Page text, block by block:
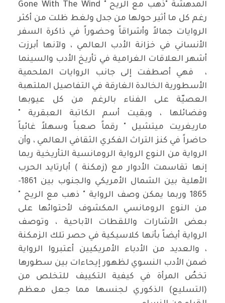
المدهشة "ذهب مع الريح " Gone With The Wind
رغم كل ما أثير حولها من جدل ولغط ظلت من أكثر
الروايات جمالاً وأشراقاً وحضوراً في ذاكرة السفر
الأنساني في خزانة الأدب العالمي ، ولآنها أبرزت
أشهر العلاقات الغرامية في تأريخ الأدب والسينما
، فهي أصطفت إلى جانب الروايات الملحمية
الأسطورية الخالدة الغارقة في التفاصيل الملتهبة
العصيّة على الفناء بالرغم من كل عيوبها
وفضائلها ، وبقيت أسم الكاتبة العبقرية "
ماريغريت ميتشيل " رقماً صعباً وسهلاً غائباً
حاضراً في كنز التراث الفكري الثقافي العالمي ، وأن
الرواية من النوع الرواية الرومانسية التأريخية ربما
إنها تقاسمت الأدوار مع (زمكنة ) أبارتايد الحرب
الأهلية بين الشمال الأمريكي والجنوب بين 1861-
1865 وربما يمكن وصف الرواية " ذهب مع الريح "
من النوع الرومانسي المكشوف لأحتوائها على
بعض الأشارات واللقطات الآباحية ، وتوصف
الرواية أيضاً بأنها كلاسيكية في حصر تلك الزمكنة
، والعديد من الأدباء الأمريكيين أعتبروا الرواية
ضمن الأدب النسوي لظهور إيحاءات بين سطورها
تخصُ المرأة في كيفية التكييف للتخلص من
(التسليع) الذكوري لجنسها مما جعل معظم